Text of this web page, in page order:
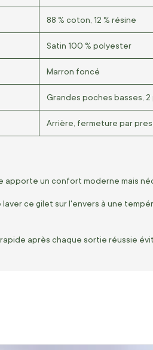
88 % coton, 12 % résine
Satin 100 % polyester
Marron foncé
Grandes poches basses,
Arrière, fermeture par
apporte un confort moderne mais
laver ce gilet sur l'envers à une
après chaque sortie réussie